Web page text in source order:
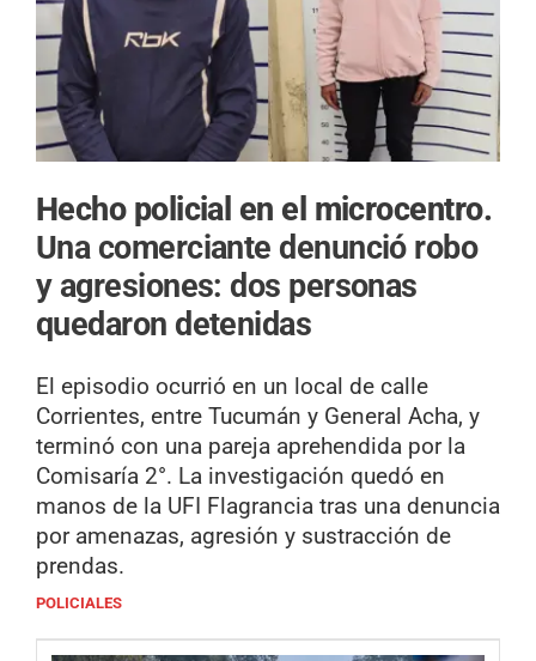
Hecho policial en el microcentro.
Una comerciante denunció robo
y agresiones: dos personas
quedaron detenidas
El episodio ocurrió en un local de calle
Corrientes, entre Tucumán y General Acha, y
terminó con una pareja aprehendida por la
Comisaría 2°. La investigación quedó en
manos de la UFI Flagrancia tras una denuncia
por amenazas, agresión y sustracción de
prendas.
POLICIALES